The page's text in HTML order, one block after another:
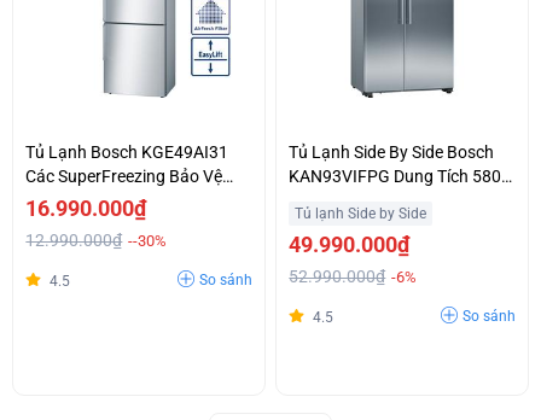
Tủ Lạnh Bosch KGE49AI31
Các SuperFreezing Bảo Vệ
Thực Phẩm Đông Lạnh Trước
Khi Được Rã Đông
16.990.000₫
12.990.000₫ --30%
4.5 So sánh
Tủ Lạnh Side By Side Bosch
KAN93VIFPG Dung Tích 580L
Ưu Đãi
Tủ lạnh Side by Side
49.990.000₫
52.990.000₫ -6%
4.5 So sánh